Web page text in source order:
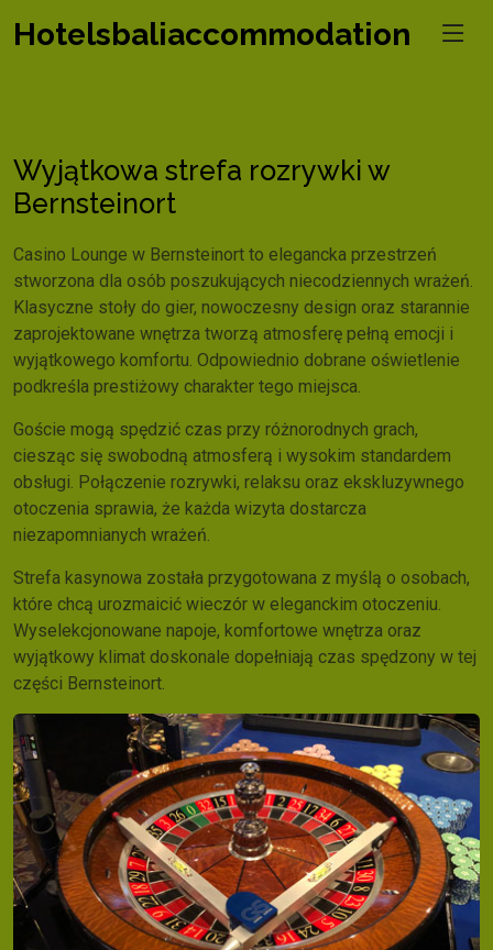
Hotelsbaliaccommodation
Wyjątkowa strefa rozrywki w
Bernsteinort
Casino Lounge w Bernsteinort to elegancka przestrzeń
stworzona dla osób poszukujących niecodziennych wrażeń.
Klasyczne stoły do gier, nowoczesny design oraz starannie
zaprojektowane wnętrza tworzą atmosferę pełną emocji i
wyjątkowego komfortu. Odpowiednio dobrane oświetlenie
podkreśla prestiżowy charakter tego miejsca.
Goście mogą spędzić czas przy różnorodnych grach,
ciesząc się swobodną atmosferą i wysokim standardem
obsługi. Połączenie rozrywki, relaksu oraz ekskluzywnego
otoczenia sprawia, że każda wizyta dostarcza
niezapomnianych wrażeń.
Strefa kasynowa została przygotowana z myślą o osobach,
które chcą urozmaicić wieczór w eleganckim otoczeniu.
Wyselekcjonowane napoje, komfortowe wnętrza oraz
wyjątkowy klimat doskonale dopełniają czas spędzony w tej
części Bernsteinort.